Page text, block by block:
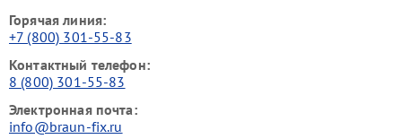
Горячая линия:
+7 (800) 301-55-83
Контактный телефон:
8 (800) 301-55-83
Электронная почта:
info@braun-fix.ru